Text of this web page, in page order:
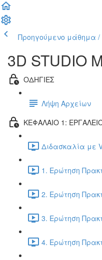
Προηγούμενο μάθημα /
3D STUDIO
ΟΔΗΓΙΕΣ
Λήψη Αρχείων
ΚΕΦΑΛΑΙΟ 1:
Διδασκαλία με
1. Ερώτηση
2. Ερώτηση
3. Ερώτηση
4. Ερώτηση